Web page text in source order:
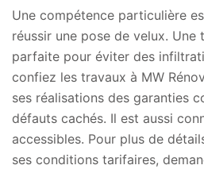
Une compétence particulière
réussir une pose de velux.
parfaite pour éviter des
confiez les travaux à MW
ses réalisations des garanties
défauts cachés. Il est aussi
accessibles. Pour plus de
ses conditions tarifaires,